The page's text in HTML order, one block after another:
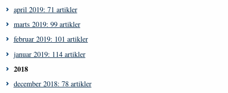
april 2019: 71 artikler
marts 2019: 99 artikler
februar 2019: 101 artikler
januar 2019: 114 artikler
2018
december 2018: 78 artikler